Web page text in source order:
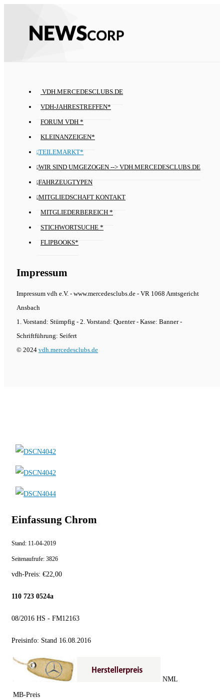
VDH.MERCEDESCLUBS.DE
VDH-JAHRESTREFFEN*
FORUM VDH *
KLEINANZEIGEN*
TEILEMARKT*
WIR SIND UMGEZOGEN --> VDH.MERCEDESCLUBS.DE
FAHRZEUGTYPEN
MITGLIEDSCHAFT KONTAKT
MITGLIEDERBEREICH *
STICHWORTSUCHE *
FLIPBOOKS*
Impressum
Impressum vdh e.V. - www.mercedesclubs.de - VR 1068 Amtsgericht
Ansbach
1. Vorstand: Stümpfig - 2. Vorstand: Quenter - Kasse: Banner -
Schriftführung: Seifert
© 2024 vdh.mercedesclubs.de
Einfassung Chrom
Stand: 11-04-2019
Seitenaufrufe: 3826
vdh-Preis: €22,00
110 723 0524a
08/2016 HS - FM12163
Preisinfo: Stand 16.08.2016
MB-Preis
NML